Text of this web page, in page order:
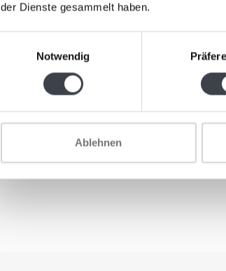
der Dienste gesammelt haben.
Notwendig
Ablehnen